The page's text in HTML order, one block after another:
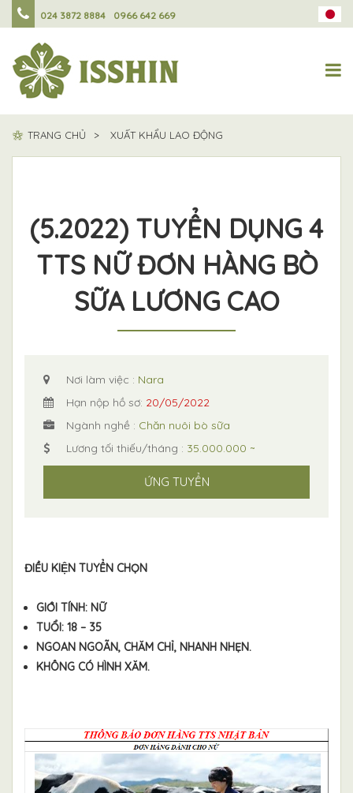
024 3872 8884 0966 642 669
TRANG CHỦ XUẤT KHẨU LAO ĐỘNG
(5.2022) TUYỂN DỤNG 4
TTS NỮ ĐƠN HÀNG BÒ
SỮA LƯƠNG CAO
Nơi làm việc : Nara
Hạn nộp hồ sơ: 20/05/2022
Ngành nghề : Chăn nuôi bò sữa
Lương tối thiếu/tháng : 35.000.000 ~
ỨNG TUYỂN
ĐIỀU KIỆN TUYỂN CHỌN
GIỚI TÍNH: NỮ
TUỔI: 18 – 35
NGOAN NGOÃN, CHĂM CHỈ, NHANH NHẸN.
KHÔNG CÓ HÌNH XĂM.